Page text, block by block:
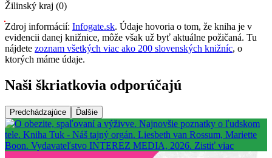
Žilinský kraj (0)
Zdroj informácií: Infogate.sk. Údaje hovoria o tom, že kniha je v
evidencii danej knižnice, môže však už byť aktuálne požičaná. Tu
nájdete zoznam všetkých viac ako 200 slovenských knižníc, o
ktorých máme údaje.
Naši škriatkovia odporúčajú
Predchádzajúce Ďalšie